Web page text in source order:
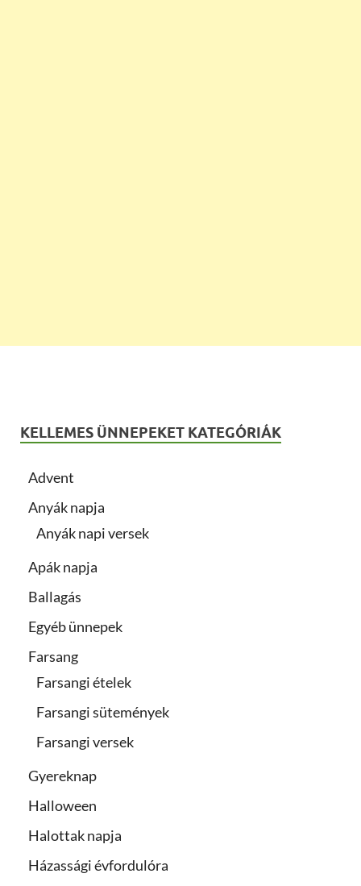
KELLEMES ÜNNEPEKET KATEGÓRIÁK
Advent
Anyák napja
Anyák napi versek
Apák napja
Ballagás
Egyéb ünnepek
Farsang
Farsangi ételek
Farsangi sütemények
Farsangi versek
Gyereknap
Halloween
Halottak napja
Házassági évfordulóra